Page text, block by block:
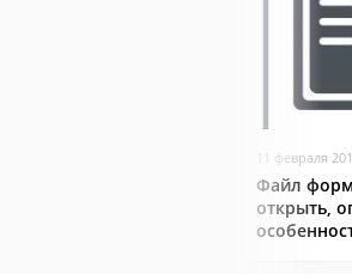
11 февраля
Файл
открыть,